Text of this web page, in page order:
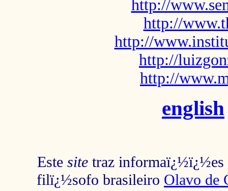
http://
http://
http://
http://
http://
english
Este site traz informaï¿½ï¿½es
filï¿½sofo brasileiro Olavo de